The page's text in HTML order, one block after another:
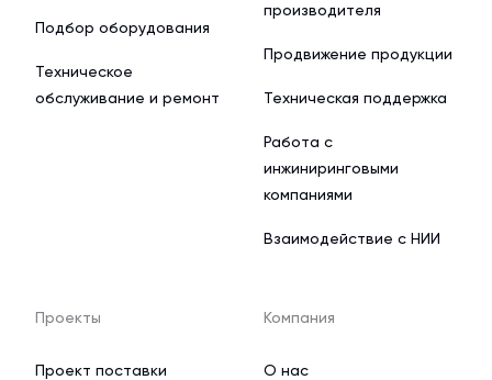
Подбор оборудования
Техническое
обслуживание и ремонт
производителя
Продвижение продукции
Техническая поддержка
Работа с
инжиниринговыми
компаниями
Взаимодействие с НИИ
Проекты
Проект поставки
Компания
О нас